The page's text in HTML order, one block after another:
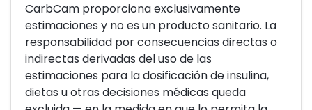
CarbCam proporciona exclusivamente
estimaciones y no es un producto sanitario. La
responsabilidad por consecuencias directas o
indirectas derivadas del uso de las
estimaciones para la dosificación de insulina,
dietas u otras decisiones médicas queda